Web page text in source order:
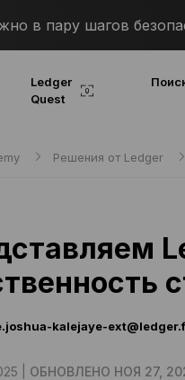
в пару шагов
Ledger
Quest
Решения от Ledger
kalejaye-
| ОБНОВЛЕНО НОЯ 27,